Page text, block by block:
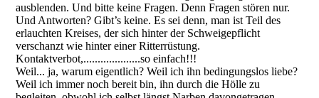
ausblenden. Und bitte keine Fragen. Denn Fragen stören nur.
Und Antworten? Gibt’s keine. Es sei denn, man ist Teil des
erlauchten Kreises, der sich hinter der Schweigepflicht
verschanzt wie hinter einer Ritterrüstung.
Kontaktverbot,....................so einfach!!!
Weil... ja, warum eigentlich? Weil ich ihn bedingungslos liebe?
Weil ich immer noch bereit bin, ihn durch die Hölle zu